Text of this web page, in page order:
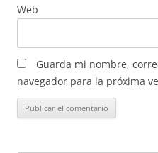
Web
Guarda mi nombre,
navegador para la próxima